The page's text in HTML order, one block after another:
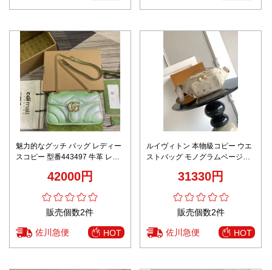
魅力的なグッチ バッグ レディー
スコピー 型番443497 牛革 レザ
ンバッグ グリーン
42000円
販売個数2件
佐川急便 HOT
ルイヴィトン 本物級コピー ウエ
ストバッグ モノグラムベージュ
31330円
販売個数2件
佐川急便 HOT